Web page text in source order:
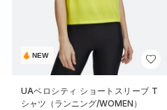
NEW
UAベロシティ ショートスリーブ T
シャツ（ランニング/WOMEN）